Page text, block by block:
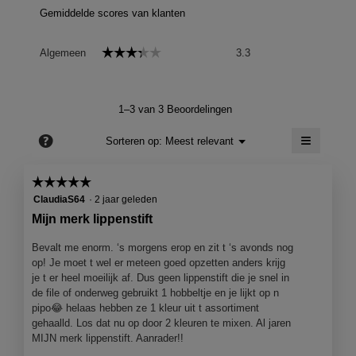
Gemiddelde scores van klanten
Algemeen ☆☆☆☆☆
☆☆☆☆☆ 3.3
1–3 van 3 Beoordelingen
? Sorteren op: Meest relevant ▼
Menu ≡
☆☆☆☆☆
☆☆☆☆☆
5
sterren.
ClaudiaS64 · 2 jaar geleden
Mijn merk lippenstift
Bevalt me enorm. ‘s morgens erop en zit t ‘s avonds nog
op! Je moet t wel er meteen goed opzetten anders krijg
je t er heel moeilijk af. Dus geen lippenstift die je snel in
de file of onderweg gebruikt 1 hobbeltje en je lijkt op n
pipo😂 helaas hebben ze 1 kleur uit t assortiment
gehaalld. Los dat nu op door 2 kleuren te mixen. Al jaren
MIJN merk lippenstift. Aanrader!!